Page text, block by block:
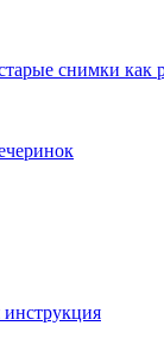
снимки как
инструкция